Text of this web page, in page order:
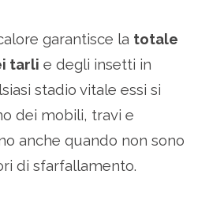
garantisce la totale
tarli e degli insetti in
stadio vitale essi si
dei mobili, travi e
anche quando non sono
di sfarfallamento.